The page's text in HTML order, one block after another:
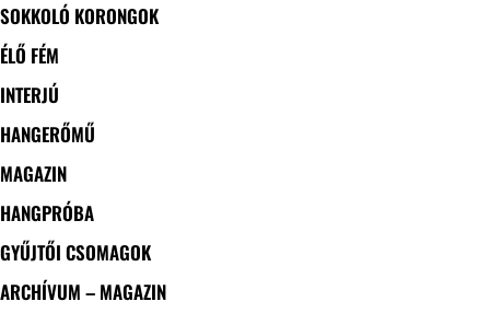
SOKKOLÓ KORONGOK
ÉLŐ FÉM
INTERJÚ
HANGERŐMŰ
MAGAZIN
HANGPRÓBA
GYŰJTŐI CSOMAGOK
ARCHÍVUM – MAGAZIN